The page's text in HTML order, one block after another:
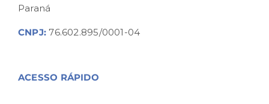
Paraná
CNPJ: 76.602.895/0001-04
ACESSO RÁPIDO